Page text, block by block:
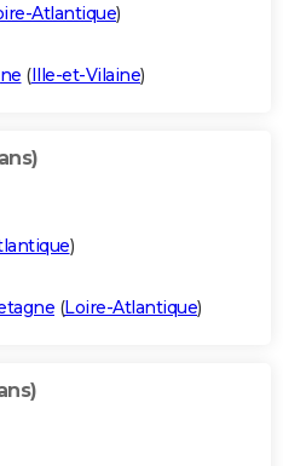
Atlantique)
(Ille-et-Vilaine)
)
(Loire-Atlantique)